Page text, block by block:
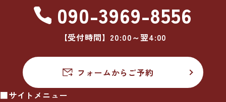
090-3969-8556
【受付時間】20:00～翌4:00
フォームからご予約
■サイトメニュー